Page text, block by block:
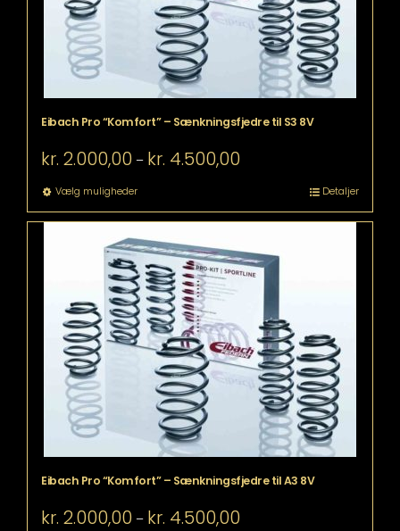
Eibach Pro “Komfort” – Sænkningsfjedre til S3 8V
kr. 2.000,00 – kr. 4.500,00
Vælg mulighederDette
vare
har
flere
varianter.
Mulighederne
kan
vælges
på
varesiden
Detaljer
Eibach Pro “Komfort” – Sænkningsfjedre til A3 8V
kr. 2.000,00 – kr. 4.500,00